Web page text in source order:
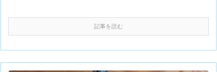
記事を読む